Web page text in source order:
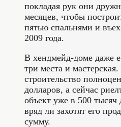
покладая рук они
месяцев, чтобы
пятью спальнями и
2009 года.
В хендмейд-доме даже
три места и
строительство
долларов, а сейчас
объект уже в 500
вряд ли захотят его
сумму.